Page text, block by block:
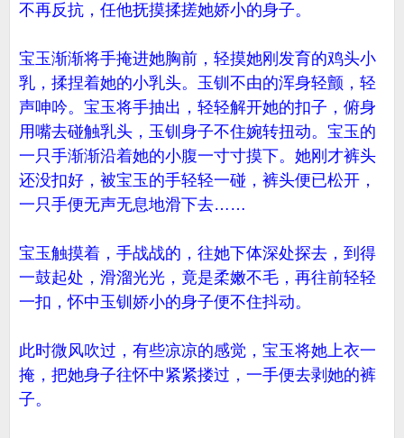
不再反抗，任他抚摸揉搓她娇小的身子。
宝玉渐渐将手掩进她胸前，轻摸她刚发育的鸡头小
乳，揉捏着她的小乳头。玉钏不由的浑身轻颤，轻
声呻吟。宝玉将手抽出，轻轻解开她的扣子，俯身
用嘴去碰触乳头，玉钏身子不住婉转扭动。宝玉的
一只手渐渐沿着她的小腹一寸寸摸下。她刚才裤头
还没扣好，被宝玉的手轻轻一碰，裤头便已松开，
一只手便无声无息地滑下去……
宝玉触摸着，手战战的，往她下体深处探去，到得
一鼓起处，滑溜光光，竟是柔嫩不毛，再往前轻轻
一扣，怀中玉钏娇小的身子便不住抖动。
此时微风吹过，有些凉凉的感觉，宝玉将她上衣一
掩，把她身子往怀中紧紧搂过，一手便去剥她的裤
子。